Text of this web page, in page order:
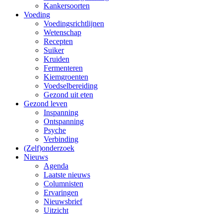
Kankersoorten
Voeding
Voedingsrichtlijnen
Wetenschap
Recepten
Suiker
Kruiden
Fermenteren
Kiemgroenten
Voedselbereiding
Gezond uit eten
Gezond leven
Inspanning
Ontspanning
Psyche
Verbinding
(Zelf)onderzoek
Nieuws
Agenda
Laatste nieuws
Columnisten
Ervaringen
Nieuwsbrief
Uitzicht